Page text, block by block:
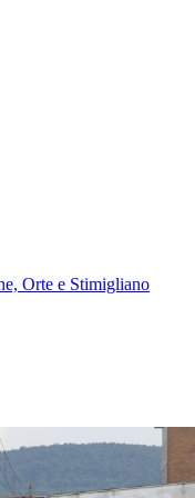
Orte e Stimigliano